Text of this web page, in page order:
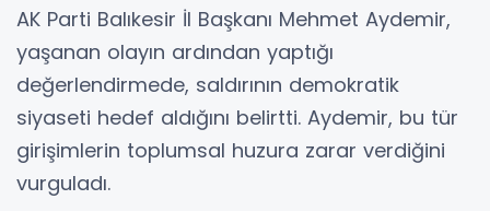
AK Parti Balıkesir İl Başkanı Mehmet Aydemir,
yaşanan olayın ardından yaptığı
değerlendirmede, saldırının demokratik
siyaseti hedef aldığını belirtti. Aydemir, bu tür
girişimlerin toplumsal huzura zarar verdiğini
vurguladı.